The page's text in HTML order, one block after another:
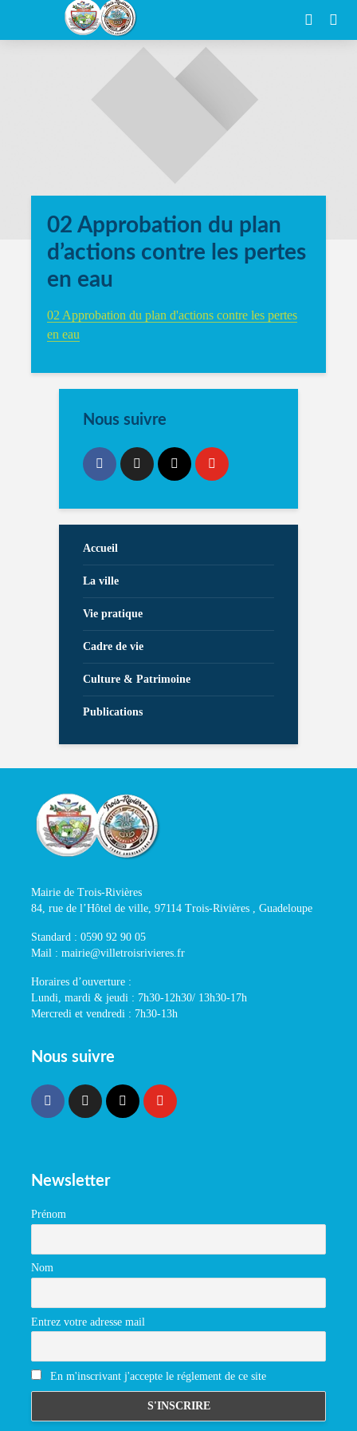
02 Approbation du plan
d’actions contre les pertes
en eau
02 Approbation du plan d'actions contre les pertes
en eau
Nous suivre
Accueil
La ville
Vie pratique
Cadre de vie
Culture & Patrimoine
Publications
Mairie de Trois-Rivières
84, rue de l’Hôtel de ville, 97114 Trois-Rivières , Guadeloupe
Standard : 0590 92 90 05
Mail : mairie@villetroisrivieres.fr
Horaires d’ouverture :
Lundi, mardi & jeudi : 7h30-12h30/ 13h30-17h
Mercredi et vendredi : 7h30-13h
Nous suivre
Newsletter
Prénom
Nom
Entrez votre adresse mail
En m'inscrivant j'accepte le réglement de ce site